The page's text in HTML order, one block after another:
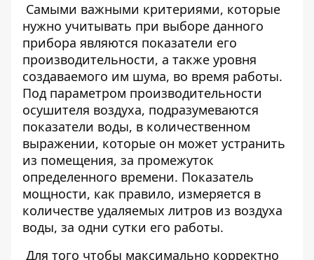
Самыми важными критериями, которые
нужно учитывать при выборе данного
прибора являются показатели его
производительности, а также уровня
создаваемого им шума, во время работы.
Под параметром производительности
осушителя воздуха, подразумеваются
показатели воды, в количественном
выражении, которые он может устранить
из помещения, за промежуток
определенного времени. Показатель
мощности, как правило, измеряется в
количестве удаляемых литров из воздуха
воды, за одни сутки его работы.
Для того чтобы максимально корректно